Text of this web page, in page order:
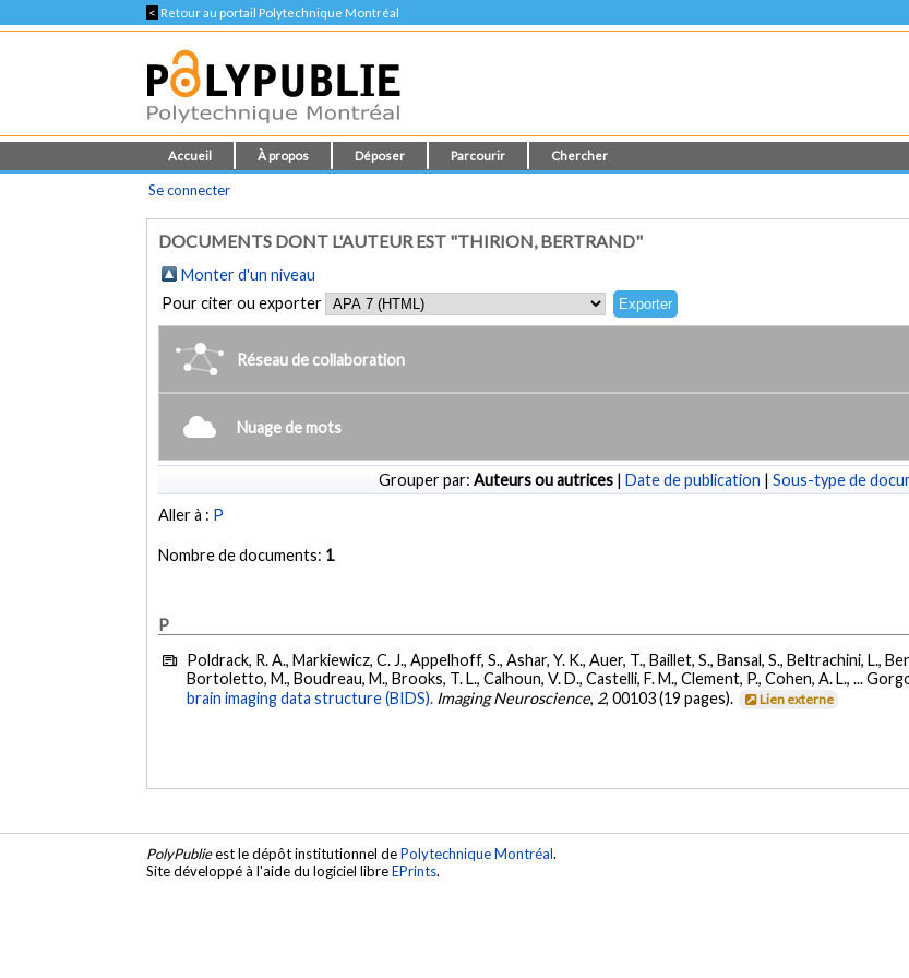
< Retour au portail Polytechnique Montréal
Accueil À propos Déposer Parcourir Chercher
Se connecter
DOCUMENTS DONT L'AUTEUR EST "THIRION, BERTRAND"
Monter d'un niveau
Pour citer ou exporter
Réseau de collaboration
Nuage de mots
Grouper par: Auteurs ou autrices | Date de publication | Sous-type de
Aller à : P
Nombre de documents: 1
P
Poldrack, R. A., Markiewicz, C. J., Appelhoff, S., Ashar, Y. K., Auer, T., Baillet, S., Bansal, S., Beltrachini, L.,
Bortoletto, M., Boudreau, M., Brooks, T. L., Calhoun, V. D., Castelli, F. M., Clement, P., Cohen, A. L., ...
brain imaging data structure (BIDS). Imaging Neuroscience, 2, 00103 (19 pages). Lien externe
PolyPublieest le dépôt institutionnel dePolytechnique Montréal.
Site développé à l'aide du logiciel libreEPrints.